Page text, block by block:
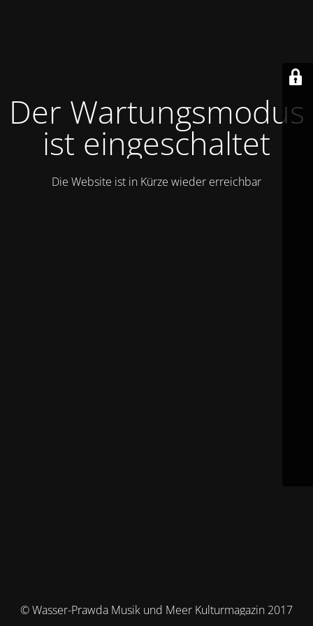
Der Wartungsmodus
ist eingeschaltet
Die Website ist in Kürze wieder erreichbar
© Wasser-Prawda Musik und Meer Kulturmagazin 2017